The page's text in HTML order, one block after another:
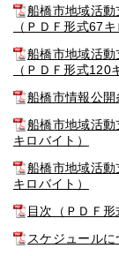
船橋市地域活
（ＰＤＦ形式67キ
船橋市地域活
（ＰＤＦ形式120
船橋市情報公開
船橋市地域活
キロバイト）
船橋市地域活
キロバイト）
目次（ＰＤＦ形
スケジュール